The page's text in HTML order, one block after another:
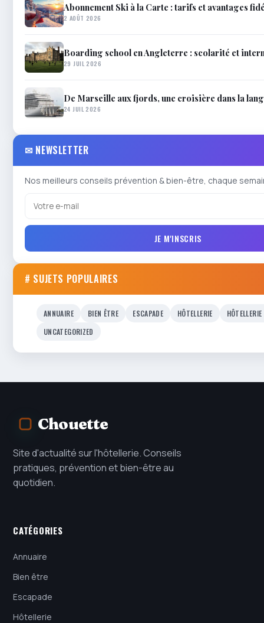
Abonnement Ski à la Carte : tarifs et avantages
2 AOÛT 2026
Boarding school en Angleterre : scolarité et
29 JUIL 2026
De Marseille aux fjords, une croisière dans la
24 JUIL 2026
✉ NEWSLETTER
Nos meilleurs conseils prévention & bien-être, chaque
JE M'INSCRIS
# SUJETS POPULAIRES
ANNUAIRE BIEN ÊTRE ESCAPADE HÔTELLERIE
UNCATEGORIZED
Chouette
Site d'actualité sur l'hôtellerie. Conseils
pratiques, prévention et bien-être au
quotidien.
CATÉGORIES
Annuaire
Bien être
Escapade
Hôtellerie